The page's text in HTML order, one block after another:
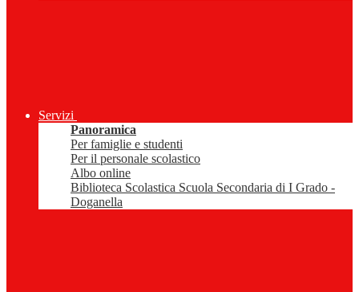
Servizi
Panoramica
Per famiglie e studenti
Per il personale scolastico
Albo online
Biblioteca Scolastica Scuola Secondaria di I Grado -
Doganella